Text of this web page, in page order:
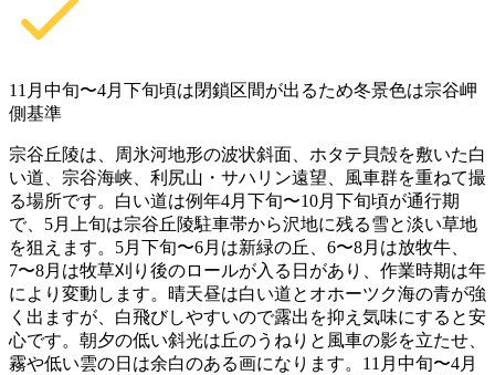
11月中旬〜4月下旬頃は閉鎖区間が出るため冬景色は宗谷岬
側基準
宗谷丘陵は、周氷河地形の波状斜面、ホタテ貝殻を敷いた白
い道、宗谷海峡、利尻山・サハリン遠望、風車群を重ねて撮
る場所です。白い道は例年4月下旬〜10月下旬頃が通行期
で、5月上旬は宗谷丘陵駐車帯から沢地に残る雪と淡い草地
を狙えます。5月下旬〜6月は新緑の丘、6〜8月は放牧牛、
7〜8月は牧草刈り後のロールが入る日があり、作業時期は年
により変動します。晴天昼は白い道とオホーツク海の青が強
く出ますが、白飛びしやすいので露出を抑え気味にすると安
心です。朝夕の低い斜光は丘のうねりと風車の影を立たせ、
霧や低い雲の日は余白のある画になります。11月中旬〜4月